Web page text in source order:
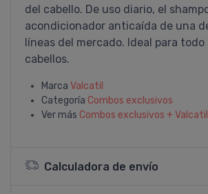
del cabello. De uso diario, el
acondicionador anticaí­da de una
lí­neas del mercado. Ideal para
cabellos.
Marca Valcatil
Categoría Combos exclusivos
Ver más Combos exclusivos + Valcatil
Calculadora de envío